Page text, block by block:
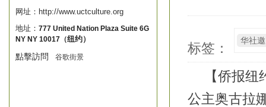
网址： http://www.uctculture.org
地址： 777 United Nation Plaza Suite 6G
NY NY 10017 （纽约）
點擊訪問 谷歌街景
标签：
华社
【侨报
公主奥古拉